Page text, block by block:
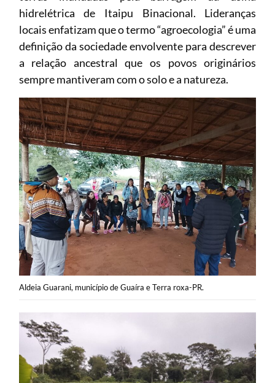
hidrelétrica de Itaipu Binacional. Lideranças
locais enfatizam que o termo “agroecologia” é uma
definição da sociedade envolvente para descrever
a relação ancestral que os povos originários
sempre mantiveram com o solo e a natureza.
Aldeia Guarani, município de Guaíra e Terra roxa-PR.